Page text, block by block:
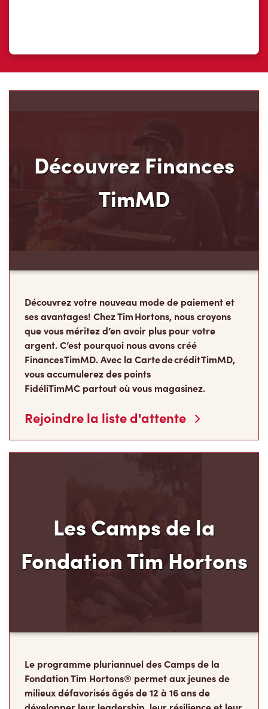
Découvrez Finances
TimMD
Découvrez votre nouveau mode de paiement et
ses avantages! Chez Tim Hortons, nous croyons
que vous méritez d’en avoir plus pour votre
argent. C’est pourquoi nous avons créé
Finances TimMD. Avec la Carte de crédit TimMD,
vous accumulerez des points
FidéliTimMC partout où vous magasinez.
Rejoindre la liste d'attente
Les Camps de la
Fondation Tim Hortons
Le programme pluriannuel des Camps de la
Fondation Tim Hortons® permet aux jeunes de
milieux défavorisés âgés de 12 à 16 ans de